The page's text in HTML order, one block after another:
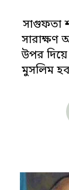
সাগুফতা
সারাক্ষণ
উপর দিয়ে
মুসলিম